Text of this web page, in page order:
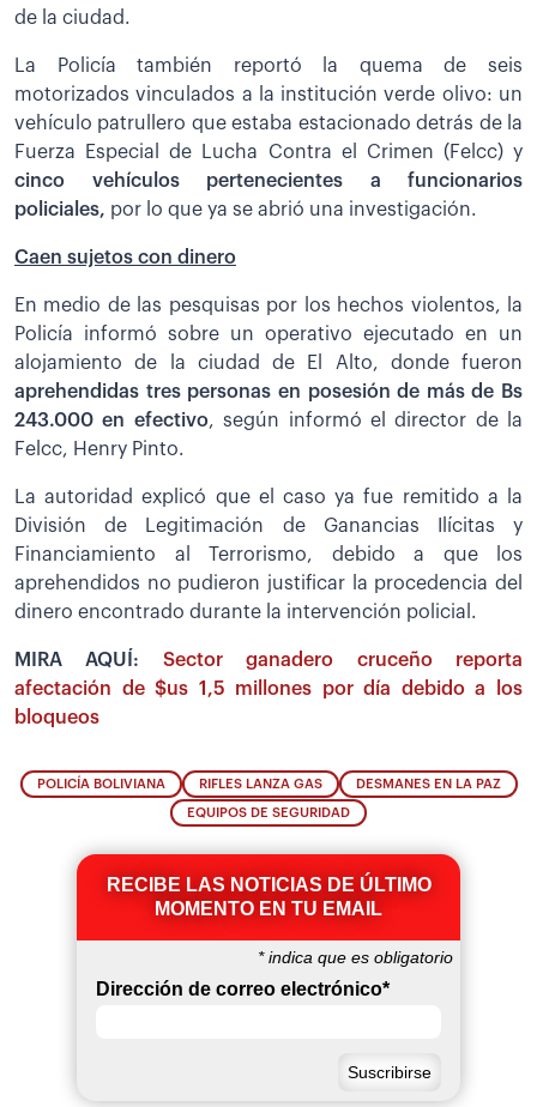
de la ciudad.
La Policía también reportó la quema de seis
motorizados vinculados a la institución verde olivo: un
vehículo patrullero que estaba estacionado detrás de la
Fuerza Especial de Lucha Contra el Crimen (Felcc) y
cinco vehículos pertenecientes a funcionarios
policiales, por lo que ya se abrió una investigación.
Caen sujetos con dinero
En medio de las pesquisas por los hechos violentos, la
Policía informó sobre un operativo ejecutado en un
alojamiento de la ciudad de El Alto, donde fueron
aprehendidas tres personas en posesión de más de Bs
243.000 en efectivo, según informó el director de la
Felcc, Henry Pinto.
La autoridad explicó que el caso ya fue remitido a la
División de Legitimación de Ganancias Ilícitas y
Financiamiento al Terrorismo, debido a que los
aprehendidos no pudieron justificar la procedencia del
dinero encontrado durante la intervención policial.
MIRA AQUÍ: Sector ganadero cruceño reporta
afectación de $us 1,5 millones por día debido a los
bloqueos
POLICÍA BOLIVIANA RIFLES LANZA GAS DESMANES EN LA PAZ
EQUIPOS DE SEGURIDAD
RECIBE LAS NOTICIAS DE ÚLTIMO
MOMENTO EN TU EMAIL
*indica que es obligatorio
Dirección de correo electrónico*